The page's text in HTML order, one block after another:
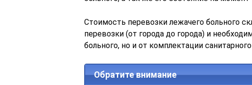
Стоимость перевозки лежачего больного
перевозки (от города до города) и
больного, но и от комплектации
Обратите внимание